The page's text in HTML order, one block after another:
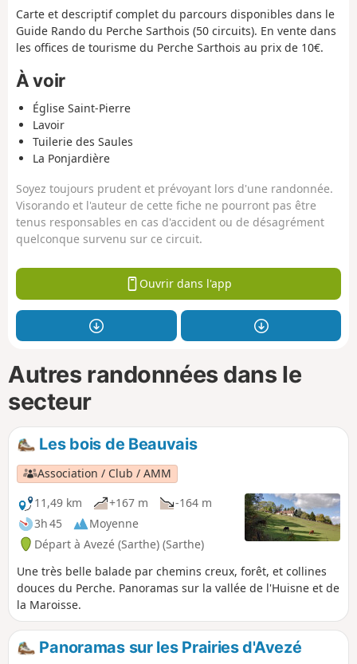
Carte et descriptif complet du parcours disponibles dans le
Guide Rando du Perche Sarthois (50 circuits). En vente dans
les offices de tourisme du Perche Sarthois au prix de 10€.
À voir
Église Saint-Pierre
Lavoir
Tuilerie des Saules
La Ponjardière
Soyez toujours prudent et prévoyant lors d'une randonnée.
Visorando et l'auteur de cette fiche ne pourront pas être
tenus responsables en cas d'accident ou de désagrément
quelconque survenu sur ce circuit.
Ouvrir dans l'app
Autres randonnées dans le
secteur
Les bois de Beauvais
Association / Club / AMM
11,49 km
+167 m
-164 m
3h 45
Moyenne
Départ à Avezé (Sarthe) (Sarthe)
Une très belle balade par chemins creux, forêt, et collines
douces du Perche. Panoramas sur la vallée de l'Huisne et de
la Maroisse.
Panoramas sur les Prairies d'Avezé